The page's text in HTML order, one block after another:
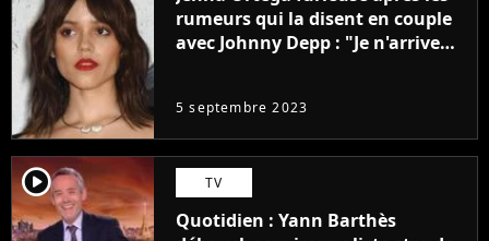
rumeurs qui la disent en couple
avec Johnny Depp : "Je n'arrive
5 septembre 2023
player2 TV
Quotidien : Yann Barthès